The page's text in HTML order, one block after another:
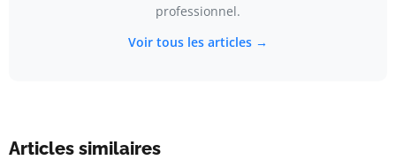
professionnel.
Voir tous les articles →
Articles similaires